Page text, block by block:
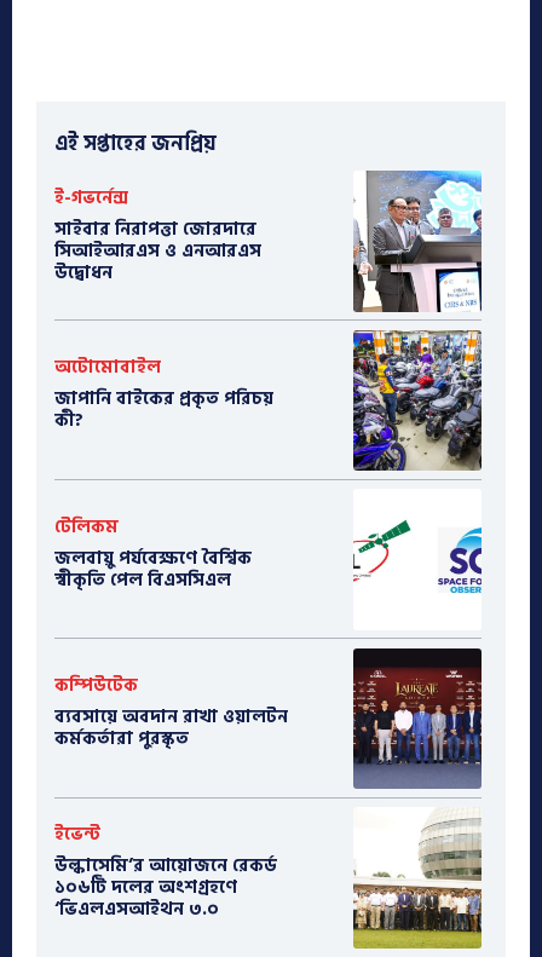
এই সপ্তাহের জনপ্রিয়
ই-গভর্নেন্স
সাইবার নিরাপত্তা জোরদারে
সিআইআরএস ও এনআরএস
উদ্বোধন
অটোমোবাইল
​জাপানি বাইকের প্রকৃত পরিচয়
কী?
টেলিকম
জলবায়ু পর্যবেক্ষণে বৈশ্বিক
স্বীকৃতি পেল বিএসসিএল
কম্পিউটেক
ব্যবসায়ে অবদান রাখা ওয়ালটন
কর্মকর্তারা পুরস্কৃত
ইভেন্ট
উল্কাসেমি’র আয়োজনে রেকর্ড
১০৬টি দলের অংশগ্রহণে
‘ভিএলএসআইথন ৩.০